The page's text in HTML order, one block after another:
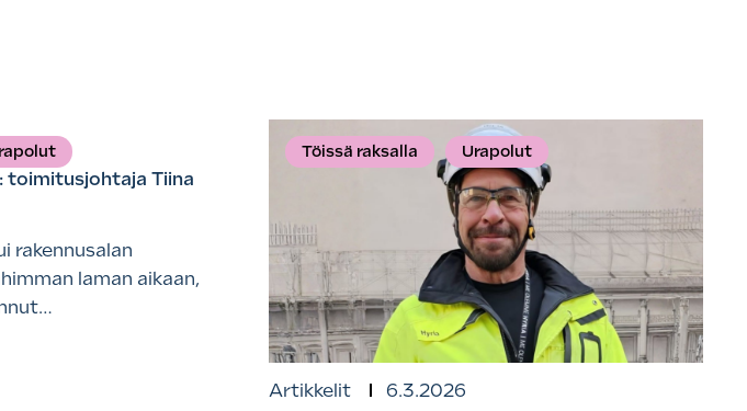
toimitusjohtaja Tiina
rakennusalan
laman aikaan,
Artikkelit
6.3.2026
Töissä raksalla Urapolut